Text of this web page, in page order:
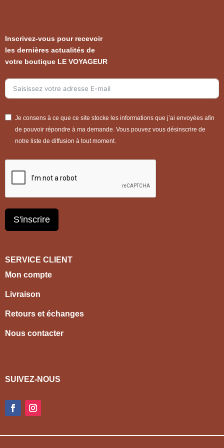
Inscrivez-vous pour recevoir
les dernières actualités de
votre boutique LE VOYAGEUR
Je consens à ce que ce site stocke les informations que j’ai envoyées afin
de pouvoir répondre à ma demande. Vous pouvez vous désinscrire de
notre liste de diffusion à tout moment.
S'inscrire
SERVICE CLIENT
Mon compte
Livraison
Retours et échanges
Nous contacter
SUIVEZ-NOUS